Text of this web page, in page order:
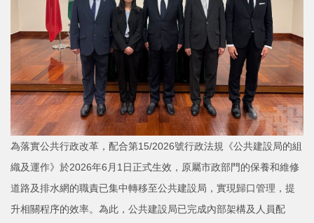
為落實公共行政改革，配合第15/2026號行政法規《公共建設局的組
織及運作》於2026年6月1日正式生效，原屬市政部門的保養和維修
道路及排水網的職責已集中轉移至公共建設局，實現歸口管理，提
升相關程序的效率。為此，公共建設局已完成內部架構及人員配